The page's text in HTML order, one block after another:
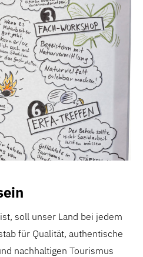
soll unser Land bei jedem
für Qualität, authentische
nachhaltigen Tourismus